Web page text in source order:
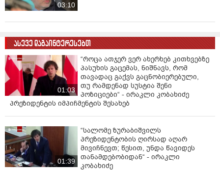
03:10
ასევე დაგაინტერესებთ
01:03
“როცა ათჯერ ვერ ახერხებ კითხვებზე
პასუხის გაცემას, ნიშნავს, რომ
თავადაც გაქვს გაცნობიერებული,
თუ რამდენად სუსტია შენი
პოზიციები“ - ირაკლი კობახიძე
პრეზიდენტის იმპიჩმენტის შესახებ
01:39
“სალომე ზურაბიშვილს
პრეზიდენტობის ღირსად აღარ
მივიჩნევთ; წესით, უნდა წავიდეს
თანამდებობიდან“ - ირაკლი
კობახიძე